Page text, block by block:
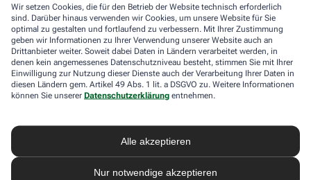
Wir setzen Cookies, die für den Betrieb der Website technisch erforderlich
sind. Darüber hinaus verwenden wir Cookies, um unsere Website für Sie
optimal zu gestalten und fortlaufend zu verbessern. Mit Ihrer Zustimmung
geben wir Informationen zu Ihrer Verwendung unserer Website auch an
Drittanbieter weiter. Soweit dabei Daten in Ländern verarbeitet werden, in
denen kein angemessenes Datenschutzniveau besteht, stimmen Sie mit Ihrer
Einwilligung zur Nutzung dieser Dienste auch der Verarbeitung Ihrer Daten in
diesen Ländern gem. Artikel 49 Abs. 1 lit. a DSGVO zu. Weitere Informationen
können Sie unserer Datenschutzerklärung entnehmen.
Alle akzeptieren
Nur notwendige akzeptieren
meisten Fällen verschwinden die Probleme mit den
Wechseljahren.
Voraussetzung für eine erfolgreiche Behandlung ist allerdings
immer, dass die Endometriose auch als solche erkannt wird.
Regelmäßig heftige Regelschmerzen sollten Frauen deshalb ernst
nehmen und ärztlich abklären lassen. Und sich auf keinen Fall
einreden lassen, sie seien normal.